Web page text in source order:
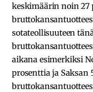
keskimäärin noin 27
sotateollisuuteen
aikana esimerkiksi
prosenttia ja Saksan